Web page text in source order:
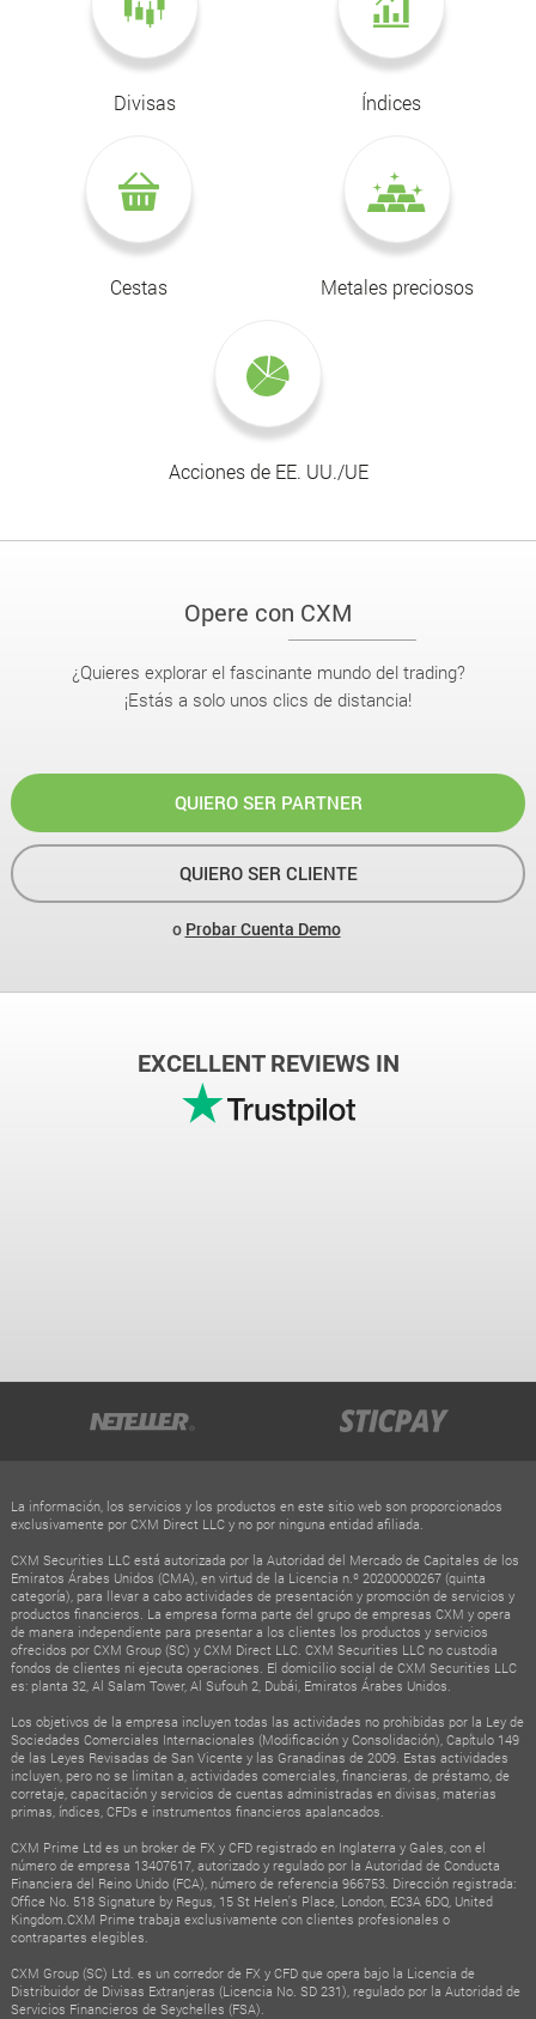
Divisas Índices
Cestas Metales preciosos
Acciones de EE. UU./UE
Opere con CXM
¿Quieres explorar el fascinante mundo del trading?
¡Estás a solo unos clics de distancia!
QUIERO SER PARTNER
QUIERO SER CLIENTE
o Probar Cuenta Demo
EXCELLENT REVIEWS IN
La información, los servicios y los productos en este sitio web son proporcionados
exclusivamente por CXM Direct LLC y no por ninguna entidad afiliada.
CXM Securities LLC está autorizada por la Autoridad del Mercado de Capitales de los
Emiratos Árabes Unidos (CMA), en virtud de la Licencia n.º 20200000267 (quinta
categoría), para llevar a cabo actividades de presentación y promoción de servicios y
productos financieros. La empresa forma parte del grupo de empresas CXM y opera
de manera independiente para presentar a los clientes los productos y servicios
ofrecidos por CXM Group (SC) y CXM Direct LLC. CXM Securities LLC no custodia
fondos de clientes ni ejecuta operaciones. El domicilio social de CXM Securities LLC
es: planta 32, Al Salam Tower, Al Sufouh 2, Dubái, Emiratos Árabes Unidos.
Los objetivos de la empresa incluyen todas las actividades no prohibidas por la Ley de
Sociedades Comerciales Internacionales (Modificación y Consolidación), Capítulo 149
de las Leyes Revisadas de San Vicente y las Granadinas de 2009. Estas actividades
incluyen, pero no se limitan a, actividades comerciales, financieras, de préstamo, de
corretaje, capacitación y servicios de cuentas administradas en divisas, materias
primas, índices, CFDs e instrumentos financieros apalancados.
CXM Prime Ltd es un broker de FX y CFD registrado en Inglaterra y Gales, con el
número de empresa 13407617, autorizado y regulado por la Autoridad de Conducta
Financiera del Reino Unido (FCA), número de referencia 966753. Dirección registrada:
Office No. 518 Signature by Regus, 15 St Helen's Place, London, EC3A 6DQ, United
Kingdom.CXM Prime trabaja exclusivamente con clientes profesionales o
contrapartes elegibles.
CXM Group (SC) Ltd. es un corredor de FX y CFD que opera bajo la Licencia de
Distribuidor de Divisas Extranjeras (Licencia No. SD 231), regulado por la Autoridad de
Servicios Financieros de Seychelles (FSA).